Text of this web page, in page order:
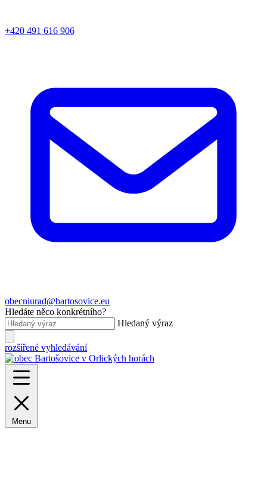
+420 491 616 906
obecniurad@bartosovice.eu
Hledáte něco konkrétního?
Hledaný výraz
rozšířené vyhledávání
Menu